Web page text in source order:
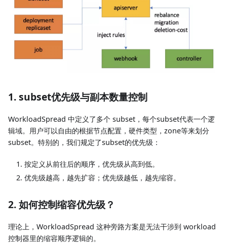
1. subset优先级与副本数量控制
WorkloadSpread 中定义了多个 subset，每个subset代表一个逻
辑域。用户可以自由的根据节点配置，硬件类型，zone等来划分
subset。特别的，我们规定了subset的优先级：
按定义从前往后的顺序，优先级从高到低。
优先级越高，越先扩容；优先级越低，越先缩容。
2. 如何控制缩容优先级？
理论上，WorkloadSpread 这种旁路方案是无法干涉到 workload
控制器里的缩容顺序逻辑的。